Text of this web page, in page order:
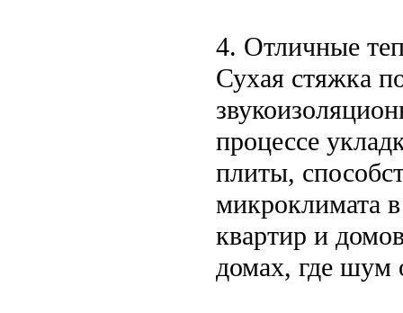
4. Отличные
Сухая стяжка
процессе
плиты,
микроклимата
квартир и
домах, где шум